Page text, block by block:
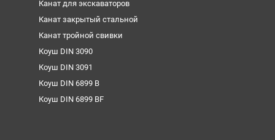
Канат для экскаваторов
Канат закрытый стальной
Канат тройной свивки
Коуш DIN 3090
Коуш DIN 3091
Коуш DIN 6899 B
Коуш DIN 6899 BF